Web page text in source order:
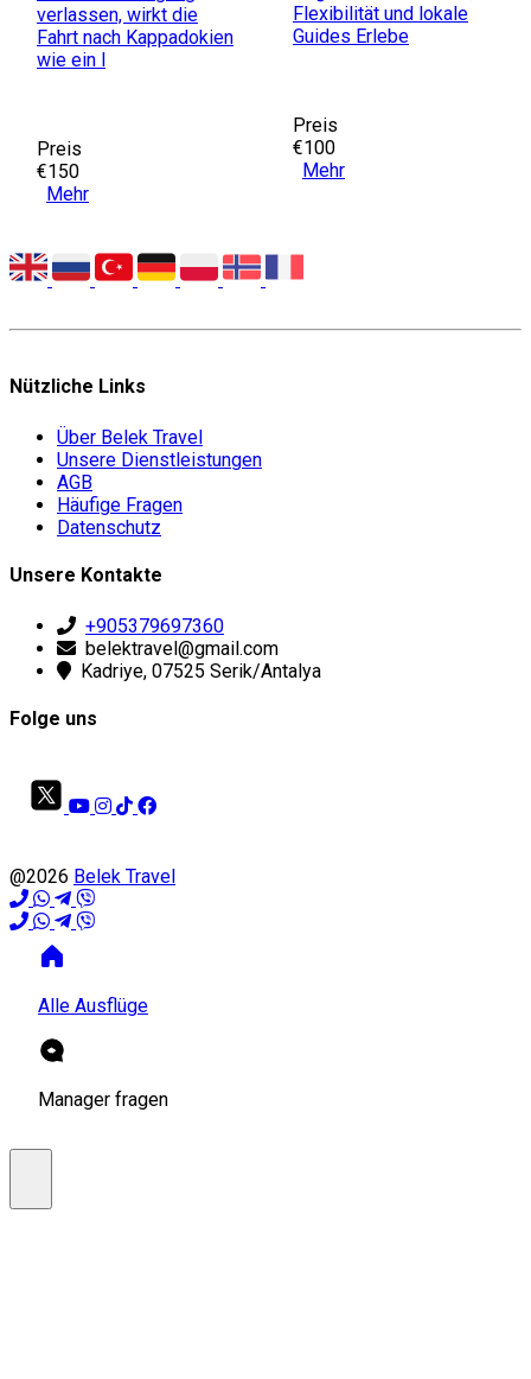
verlassen, wirkt die
Fahrt nach Kappadokien
wie ein l
Preis
€150
Mehr
Flexibilität und lokale
Guides Erlebe
Preis
€100
Mehr
Nützliche Links
Über Belek Travel
Unsere Dienstleistungen
AGB
Häufige Fragen
Datenschutz
Unsere Kontakte
+905379697360
belektravel@gmail.com
Kadriye, 07525 Serik/Antalya
Folge uns
@2026 Belek Travel
Alle Ausflüge
Manager fragen